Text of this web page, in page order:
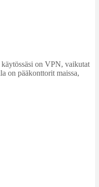
on VPN, vaikutat
on pääkonttorit maissa,